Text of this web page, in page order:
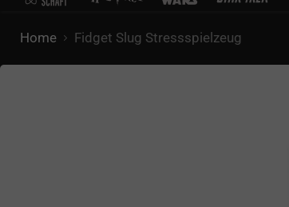
Home Fidget Slug Stressspielzeug